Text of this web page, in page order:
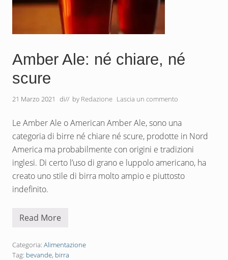
’
a
p
e
r
e
u
e
s
t
o
s
t
l
e
Amber Ale: né chiare, né
scure
21 Marzo 2021 di// by Redazione Lascia un commento
Le Amber Ale o American Amber Ale, sono una
categoria di birre né chiare né scure, prodotte in Nord
America ma probabilmente con origini e tradizioni
inglesi. Di certo l’uso di grano e luppolo americano, ha
creato uno stile di birra molto ampio e piuttosto
indefinito.
A
e
r
Read More
Categoria: Alimentazione
Tag: bevande, birra